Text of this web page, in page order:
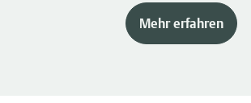
Mehr erfahren